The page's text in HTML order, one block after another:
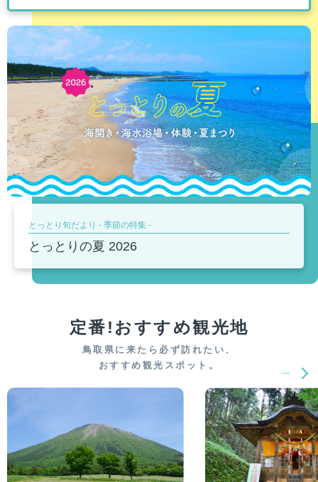
language English
mail_outline お問い合わせ
とっとり旬だより - 季節の特集 -
この夏鳥取へ来ぅ～る！？
とっとり旬だより - 季節の特集 -
とっとりの夏 2026
とっとり旬だより - 季節の特集 -
トリパス とっとりパスポート
とっとり旬だより - 季節の特集 -
鳥取の梨シーズン到来
とっとり旬だより - 季節の特集 -
WOWOW×Lemino 連続ドラマ「北方謙三 水
とっとり満喫ドライブパス
2日間乗り放題で約50％OFF
おすすめ情報
アソビュー鳥取へGo!
モデルコース
鳥取旅行AIジャーニーおすすめモデルコース
定番!おすすめ観光地
鳥取県に来たら必ず訪れたい、
おすすめ観光スポット。